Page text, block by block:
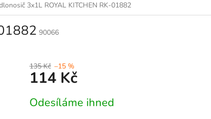
3x1L ROYAL KITCHEN RK-01882
90066
135 Kč –15 %
114 Kč
cena:
Odesíláme ihned